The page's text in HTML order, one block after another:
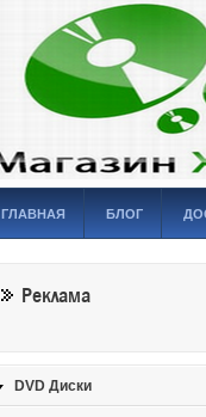
ГЛАВНАЯ БЛОГ
Реклама
DVD Диски